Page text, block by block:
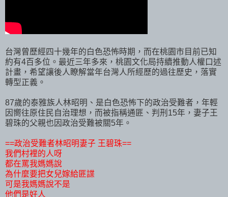
台灣曾歷經四十幾年的白色恐怖時期，而在桃園市目前已知
約有4百多位。最近三年多來，桃園文化局持續推動人權口述
計畫，希望讓後人瞭解當年台灣人所經歷的過往歷史，落實
轉型正義。
87歲的泰雅族人林昭明、是白色恐怖下的政治受難者，年輕
因嚮往原住民自治理想，而被指稱通匪、判刑15年，妻子王
碧珠的父親也因政治受難被關5年。
==政治受難者林昭明妻子 王碧珠==
我們村裡的人呀
都在罵我媽媽說
為什麼要把女兒嫁給匪諜
可是我媽媽說不是
他們是好人